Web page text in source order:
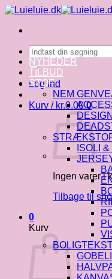
Fortsæt
indhold
Søg
efter:
Log ind
Kurv / kr.0.00 0
Ingen varer i
Tilbage til
0
Kurv
NYHEDER
TILBUD
STOF
NEM
ISOLI